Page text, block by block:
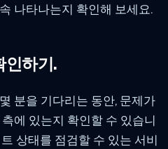
나타나는지 확인해 보세요.
인하기.
분을 기다리는 동안, 문제가
에 있는지 확인할 수 있습니
상태를 점검할 수 있는 서비